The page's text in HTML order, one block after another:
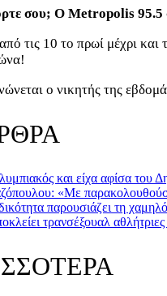
σου; Ο Metropolis 95.5
τις 10 το πρωί μέχρι
ο νικητής της
και είχα αφίσα του
«Με
παρουσιάζει τη
τρανσέξουαλ